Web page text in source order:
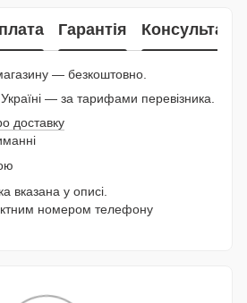
Гарантія Консультація
— безкоштовно.
— за тарифами перевізника.
доставку
вказана у описі.
номером телефону